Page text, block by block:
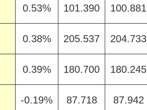
0.53% 101.390 100.881
0.38% 205.537 204.733
0.39% 180.700 180.245
-0.19% 87.718 87.942